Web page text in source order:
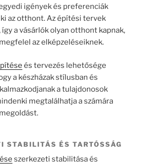
igények és preferenciák
az otthont. Az építési tervek
a vásárlók olyan otthont kapnak,
az elképzeléseiknek.
és tervezés lehetősége
a készházak stílusban és
a tulajdonosok
megtalálhatja a számára
STABILITÁS ÉS TARTÓSSÁG
szerkezeti stabilitása és